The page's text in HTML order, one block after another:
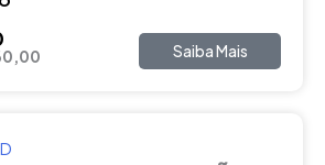
Saiba Mais